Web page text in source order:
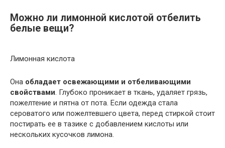
Можно ли лимонной кислотой отбелить
белые вещи?
Лимонная кислота
Она обладает освежающими и отбеливающими
свойствами. Глубоко проникает в ткань, удаляет грязь,
пожелтение и пятна от пота. Если одежда стала
сероватого или пожелтевшего цвета, перед стиркой стоит
постирать ее в тазике с добавлением кислоты или
нескольких кусочков лимона.